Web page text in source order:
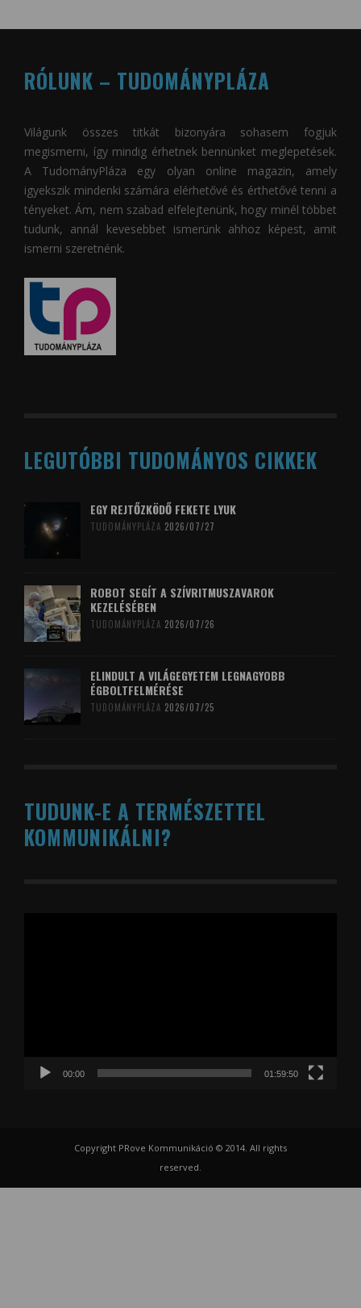
RÓLUNK – TUDOMÁNYPLÁZA
Világunk összes titkát bizonyára sohasem fogjuk
megismerni, így mindig érhetnek bennünket meglepetések.
A TudományPláza egy olyan online magazin, amely
igyekszik mindenki számára elérhetővé és érthetővé tenni a
tényeket. Ám, nem szabad elfelejtenünk, hogy minél többet
tudunk, annál kevesebbet ismerünk ahhoz képest, amit
ismerni szeretnénk.
LEGUTÓBBI TUDOMÁNYOS CIKKEK
EGY REJTŐZKÖDŐ FEKETE LYUK
TUDOMÁNYPLÁZA 2026/07/27
ROBOT SEGÍT A SZÍVRITMUSZAVAROK
KEZELÉSÉBEN
TUDOMÁNYPLÁZA 2026/07/26
ELINDULT A VILÁGEGYETEM LEGNAGYOBB
ÉGBOLTFELMÉRÉSE
TUDOMÁNYPLÁZA 2026/07/25
TUDUNK-E A TERMÉSZETTEL
KOMMUNIKÁLNI?
00:00 01:59:50
Copyright PRove Kommunikáció © 2014. All rights
reserved.